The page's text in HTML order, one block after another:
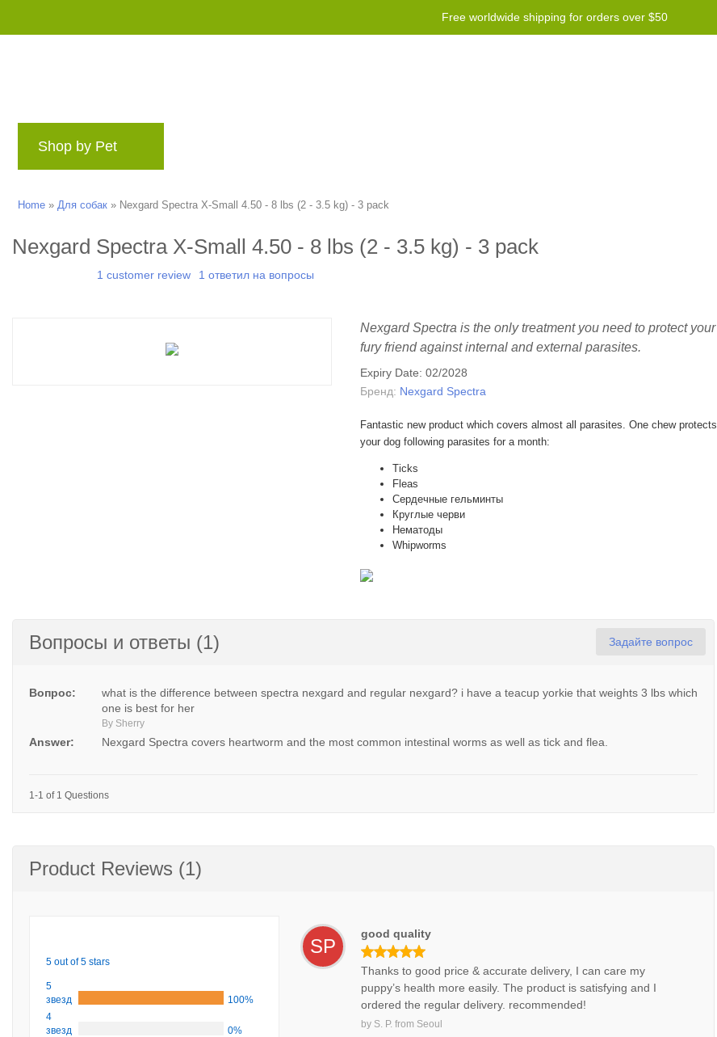
Free worldwide shipping for orders over $50
Shop by Pet
Home » Для собак » Nexgard Spectra X-Small 4.50 - 8 lbs (2 - 3.5 kg) - 3 pack
Nexgard Spectra X-Small 4.50 - 8 lbs (2 - 3.5 kg) - 3 pack
1 customer review 1 ответил на вопросы
Nexgard Spectra is the only treatment you need to protect your
fury friend against internal and external parasites.
Expiry Date: 02/2028
Бренд: Nexgard Spectra
Fantastic new product which covers almost all parasites. One chew protects
your dog following parasites for a month:
Ticks
Fleas
Сердечные гельминты
Круглые черви
Нематоды
Whipworms
Вопросы и ответы (1) Задайте вопрос
Вопрос:
what is the difference between spectra nexgard and regular nexgard? i have a teacup yorkie that weights 3 lbs which
one is best for her
By Sherry
Answer: Nexgard Spectra covers heartworm and the most common intestinal worms as well as tick and flea.
1-1 of 1 Questions
Product Reviews (1)
5 out of 5 stars
5
звезд
100%
4
звезд
0%
SP
good quality
Thanks to good price & accurate delivery, I can care my
puppy’s health more easily. The product is satisfying and I
ordered the regular delivery. recommended!
by S. P. from Seoul